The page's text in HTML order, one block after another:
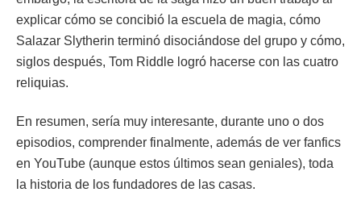
explicar cómo se concibió la escuela de magia, cómo
Salazar Slytherin terminó disociándose del grupo y cómo,
siglos después, Tom Riddle logró hacerse con las cuatro
reliquias.
En resumen, sería muy interesante, durante uno o dos
episodios, comprender finalmente, además de ver fanfics
en YouTube (aunque estos últimos sean geniales), toda
la historia de los fundadores de las casas.